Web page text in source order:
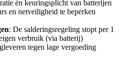
én keuringsplicht van batterijen
en netveiligheid te beperken
: De salderingsregeling stopt per 1
verbruik (via batterij)
tegen lage vergoeding